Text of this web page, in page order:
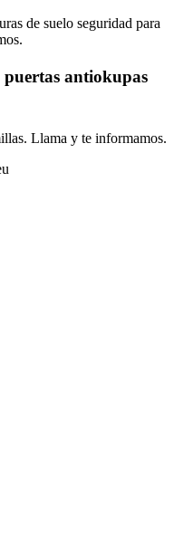
de suelo seguridad para
antiokupas
Llama y te informamos.